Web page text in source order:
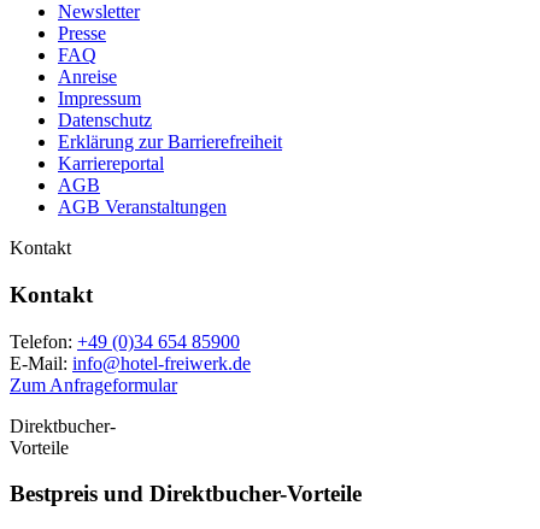
Newsletter
Presse
FAQ
Anreise
Impressum
Datenschutz
Erklärung zur Barrierefreiheit
Karriereportal
AGB
AGB Veranstaltungen
Kontakt
Kontakt
Telefon: +49 (0)34 654 85900
E-Mail: info@hotel-freiwerk.de
Zum Anfrageformular
Direktbucher-
Vorteile
Bestpreis und Direktbucher-Vorteile